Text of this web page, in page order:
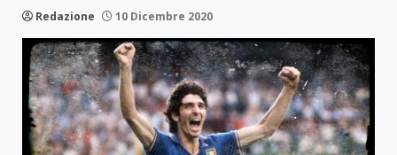
Redazione 10 Dicembre 2020